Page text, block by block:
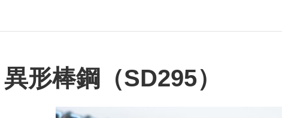
異形棒鋼（SD295）